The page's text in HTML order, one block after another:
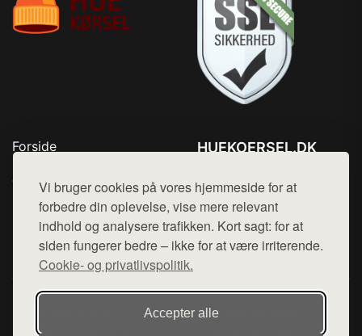
Vi bruger cookies på vores hjemmeside for at
forbedre din oplevelse, vise mere relevant
indhold og analysere trafikken. Kort sagt: for at
siden fungerer bedre – ikke for at være irriterende.
Cookie- og privatlivspolitik.
Accepter alle
Forside
Top Rabatter
Kontakt
HUEKOERSEL.DK
Mail: hej@want.dk
Cookie- og privatlivspolitik
Denne side er en del af want.dk, der udgiver en række
hjemmesider med præsentation af forskellige produkter fra